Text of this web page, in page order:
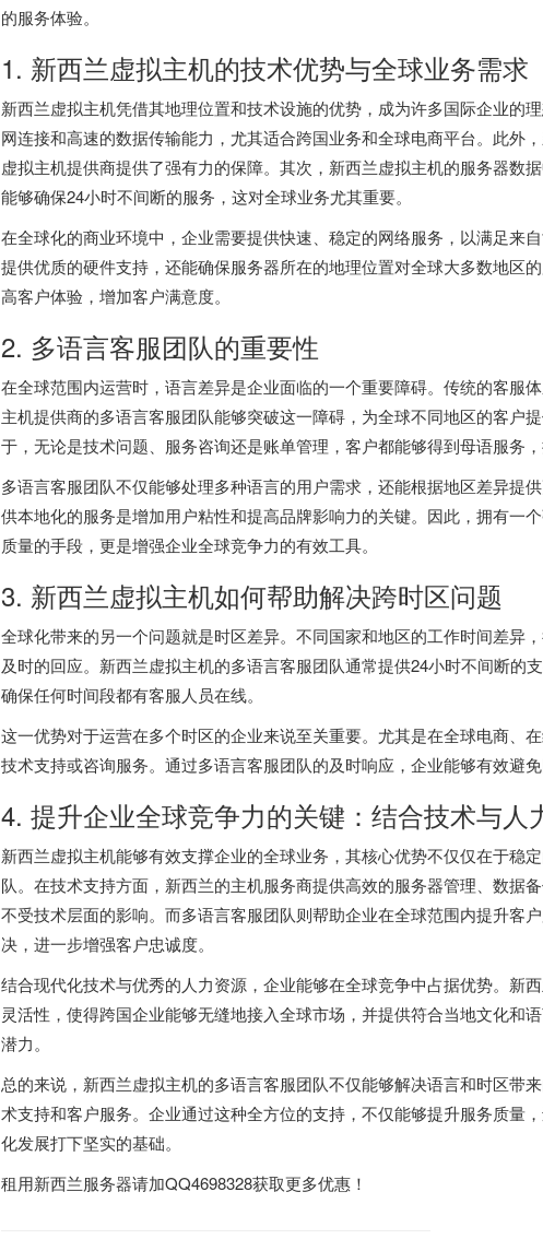
的服务体验。
1. 新西兰虚拟主机的技术优势与全球业务需求
新西兰虚拟主机凭借其地理位置和技术设施的优势，成为许多国际企业的
网连接和高速的数据传输能力，尤其适合跨国业务和全球电商平台。此外
虚拟主机提供商提供了强有力的保障。其次， 新西兰虚拟主机的服务器数
能够确保24小时不间断的服务，这对全球业务尤其重要。
在全球化的商业环境中，企业需要提供快速、稳定的网络服务，以满足来自
提供优质的硬件支持，还能确保服务器所在的地理位置对全球大多数地区
高客户体验，增加客户满意度。
2. 多语言客服团队的重要性
在全球范围内运营时，语言差异是企业面临的一个重要障碍。传统的客服
主机提供商的多语言客服团队能够突破这一障碍，为全球不同地区的客户
于，无论是技术问题、服务咨询还是账单管理，客户都能够得到母语服务
多语言客服团队不仅能够处理多种语言的用户需求，还能根据地区差异提
供本地化的服务是增加用户粘性和提高品牌影响力的关键。因此，拥有一
质量的手段，更是增强企业全球竞争力的有效工具。
3. 新西兰虚拟主机如何帮助解决跨时区问题
全球化带来的另一个问题就是时区差异。不同国家和地区的工作时间差异
及时的回应。 新西兰虚拟主机的多语言客服团队通常提供24小时不间断的
确保任何时间段都有客服人员在线。
这一优势对于运营在多个时区的企业来说至关重要。尤其是在全球电商、
技术支持或咨询服务。通过多语言客服团队的及时响应，企业能够有效避
4. 提升企业全球竞争力的关键：结合技术与人
新西兰虚拟主机能够有效支撑企业的全球业务，其核心优势不仅仅在于稳
队。在技术支持方面，新西兰的主机服务商提供高效的服务器管理、数据
不受技术层面的影响。而多语言客服团队则帮助企业在全球范围内提升客
决，进一步增强客户忠诚度。
结合现代化技术与优秀的人力资源，企业能够在全球竞争中占据优势。新
灵活性，使得跨国企业能够无缝地接入全球市场，并提供符合当地文化和
潜力。
总的来说，新西兰虚拟主机的多语言客服团队不仅能够解决语言和时区带
术支持和客户服务。企业通过这种全方位的支持，不仅能够提升服务质量
化发展打下坚实的基础。
租用新西兰服务器请加QQ4698328获取更多优惠！